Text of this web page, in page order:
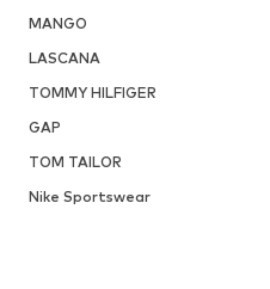
MANGO
LASCANA
TOMMY HILFIGER
GAP
TOM TAILOR
Nike Sportswear